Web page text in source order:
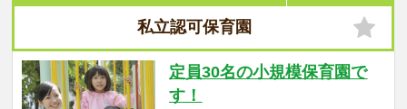
私立認可保育園
定員30名の小規模保育園で
す！